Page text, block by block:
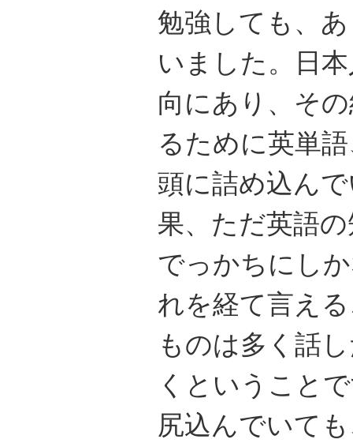
勉強しても、
いました。日
向にあり、そ
るために英単
頭に詰め込ん
果、ただ英語
でっかちにし
れを経て言え
ものは多く話
くということ
尻込んでいて